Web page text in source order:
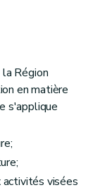
économique
Région
en matière
s'applique
visées